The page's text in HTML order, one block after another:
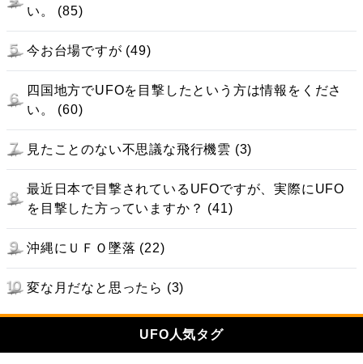
い。 (85)
今お台場ですが (49)
四国地方でUFOを目撃したという方は情報をくださ
い。 (60)
見たことのない不思議な飛行機雲 (3)
最近日本で目撃されているUFOですが、実際にUFO
を目撃した方っていますか？ (41)
沖縄にＵＦＯ墜落 (22)
変な月だなと思ったら (3)
UFO人気タグ